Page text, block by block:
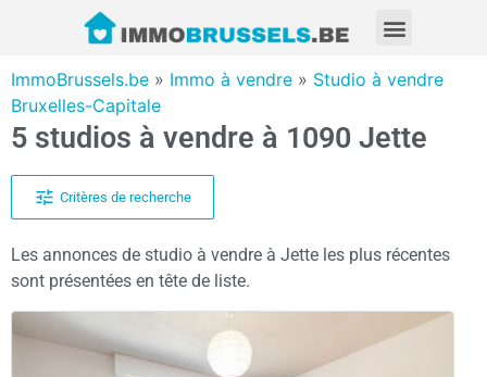
ImmoBrussels.be » Immo à vendre » Studio à vendre
Bruxelles-Capitale
5 studios à vendre à 1090 Jette
Critères de recherche
Les annonces de studio à vendre à Jette les plus récentes
sont présentées en tête de liste.